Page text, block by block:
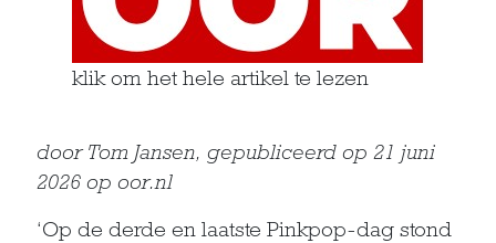
klik om het hele artikel te lezen
door Tom Jansen, gepubliceerd op 21 juni
2026 op oor.nl
‘Op de derde en laatste Pinkpop-dag stond